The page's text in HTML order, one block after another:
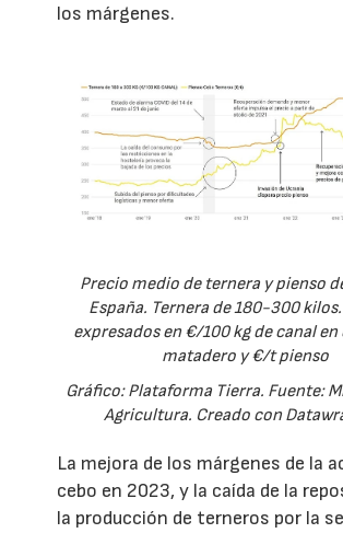
los márgenes.
Precio medio de ternera y pienso
España. Ternera de 180-300
expresados en €/100 kg de canal
matadero y €/t pienso
Gráfico: Plataforma Tierra. Fuente:
Agricultura. Creado con
La mejora de los márgenes de la
cebo en 2023, y la caída de la
la producción de terneros por la